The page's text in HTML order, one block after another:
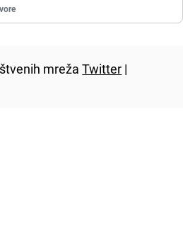
mrežaTwitter |